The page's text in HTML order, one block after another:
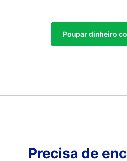
Poupar dinheiro
Precisa de